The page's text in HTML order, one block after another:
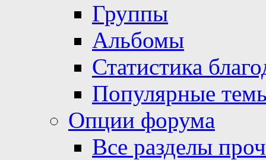
Группы
Альбомы
Статистика
Популярные
Опции форума
Все разделы